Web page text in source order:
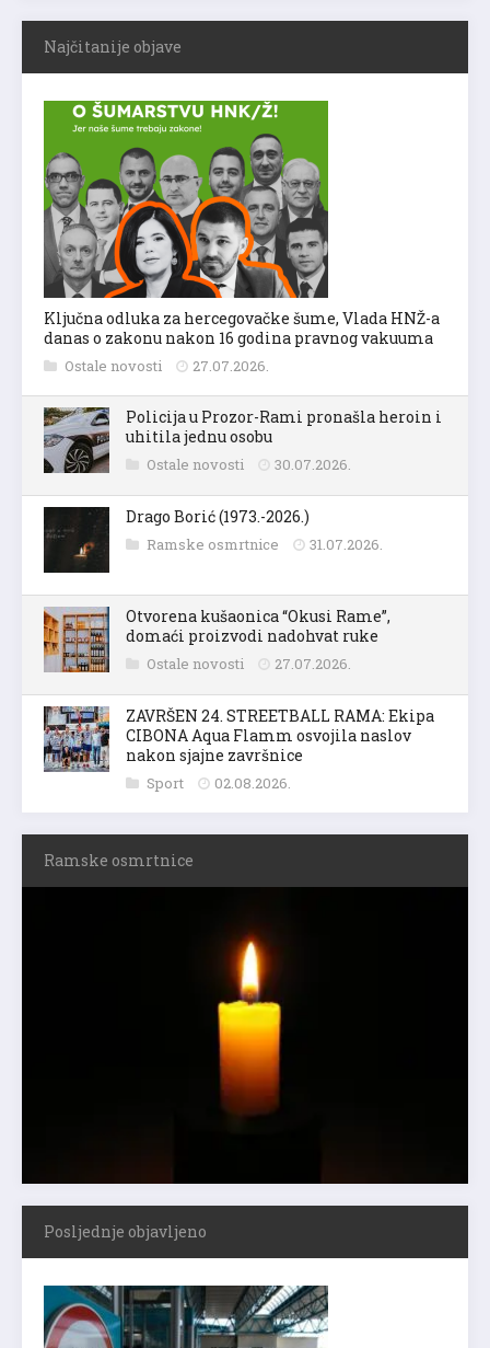
Najčitanije objave
Ključna odluka za hercegovačke šume, Vlada HNŽ-a
danas o zakonu nakon 16 godina pravnog vakuuma
Ostale novosti 27.07.2026.
Policija u Prozor-Rami pronašla heroin i
uhitila jednu osobu
Ostale novosti 30.07.2026.
Drago Borić (1973.-2026.)
Ramske osmrtnice 31.07.2026.
Otvorena kušaonica “Okusi Rame”,
domaći proizvodi nadohvat ruke
Ostale novosti 27.07.2026.
ZAVRŠEN 24. STREETBALL RAMA: Ekipa
CIBONA Aqua Flamm osvojila naslov
nakon sjajne završnice
Sport 02.08.2026.
Ramske osmrtnice
Posljednje objavljeno